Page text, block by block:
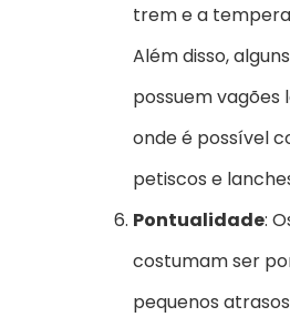
trem e a
Além disso,
possuem vagões
onde é possível
petiscos e
Pontualidade:
costumam ser
pequenos